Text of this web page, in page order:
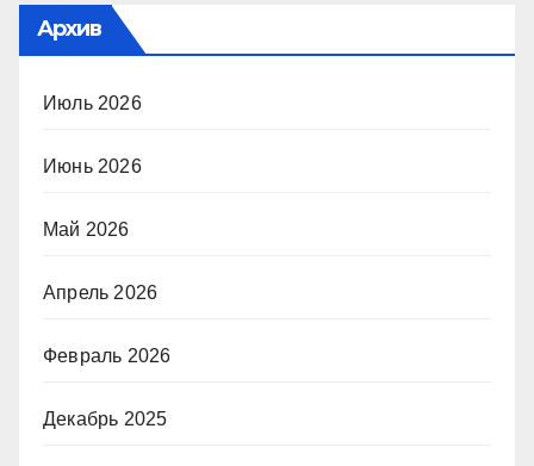
Архив
Июль 2026
Июнь 2026
Май 2026
Апрель 2026
Февраль 2026
Декабрь 2025